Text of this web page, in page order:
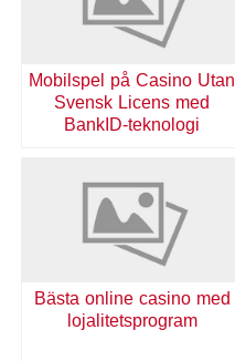
Mobilspel på Casino Utan
Svensk Licens med
BankID-teknologi
Bästa online casino med
lojalitetsprogram